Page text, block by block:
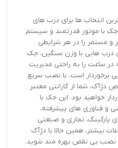
انتخاب ها برای درب های
جک با موتور قدرتمند و سیستم
و مستمر را در هر شرایطی
درب هایی با وزن سنگین، جک
تواند تا ۵۰ چرخه در ساعت را به راحتی مدیریت
برخوردار است. با نصب سریع
شما از گارانتی معتبر
خواهید بود. این جک با
و فناوری های پیشرفته،
پارکینگ، تجاری و صنعتی
بیشتر، همین حالا با دژآک
نصب بی نقص بهره مند شوید.